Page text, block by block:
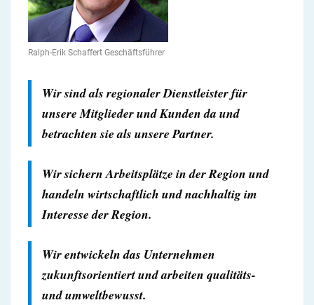
Ralph-Erik Schaffert Geschäftsführer
Wir sind als regionaler Dienstleister für
unsere Mitglieder und Kunden da und
betrachten sie als unsere Partner.
Wir sichern Arbeitsplätze in der Region und
handeln wirtschaftlich und nachhaltig im
Interesse der Region.
Wir entwickeln das Unternehmen
zukunftsorientiert und arbeiten qualitäts-
und umweltbewusst.